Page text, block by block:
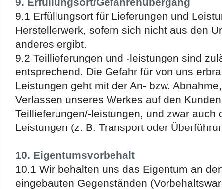
9.1 Erfüllungsort für Lieferungen und
Herstellerwerk, sofern sich nicht aus den
anderes ergibt.
9.2 Teillieferungen und -leistungen sind
entsprechend. Die Gefahr für von uns
Leistungen geht mit der An- bzw.
Verlassen unseres Werkes auf den
Teillieferungen/-leistungen, und zwar auch
Leistungen (z. B. Transport oder
10. Eigentumsvorbehalt
10.1 Wir behalten uns das Eigentum an
eingebauten Gegenständen